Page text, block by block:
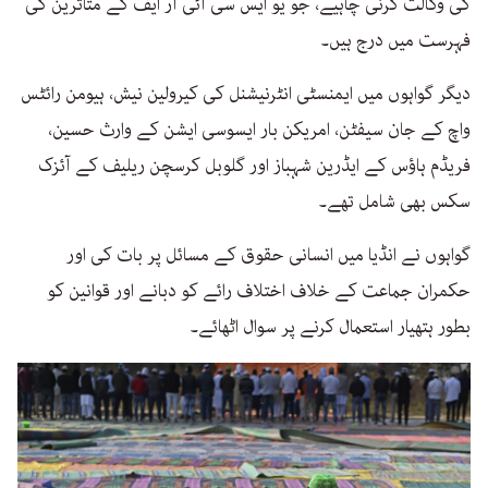
فہرست میں درج ہیں۔
دیگر گواہوں میں ایمنسٹی انٹرنیشنل کی کیرولین نیش، ہیومن رائٹس
واچ کے جان سیفٹن، امریکن بار ایسوسی ایشن کے وارث حسین،
فریڈم ہاؤس کے ایڈرین شہباز اور گلوبل کرسچن ریلیف کے آئزک
سکس بھی شامل تھے۔
گواہوں نے انڈیا میں انسانی حقوق کے مسائل پر بات کی اور
حکمران جماعت کے خلاف اختلاف رائے کو دبانے اور قوانین کو
بطور ہتھیار استعمال کرنے پر سوال اٹھائے۔